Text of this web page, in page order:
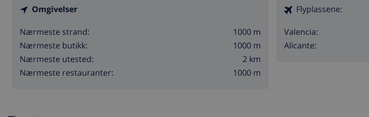
Omgivelser
Nærmeste strand:
1000 m
Nærmeste butikk:
1000 m
Nærmeste utested:
2 km
Nærmeste restauranter:
1000 m
Flyplassene:
Valencia:
Alicante: